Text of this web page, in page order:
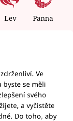
Lev Panna
Ve
se měli
svého
a vyčistěte
Do toho, aby